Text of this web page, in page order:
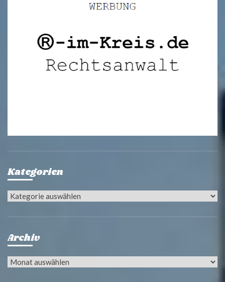
Kategorien
Kategorien
Archiv
Archiv